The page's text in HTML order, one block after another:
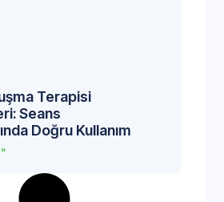
Terapisi
Seans
Doğru Kullanım